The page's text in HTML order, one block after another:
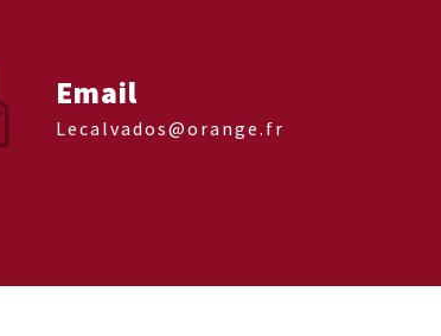
Email
lecalvados@orange.fr